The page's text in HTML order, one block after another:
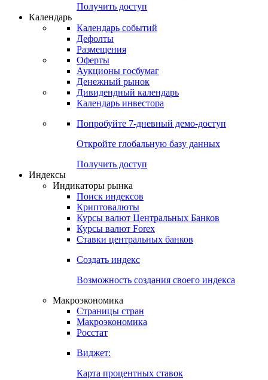
Попробуйте7-дневный
Откройте глобальную базу данных
Получить доступ
Календарь
Календарь событий
Дефолты
Размещения
Оферты
Денежный рынок
Календарь инвестора
Попробуйте7-дневный
Откройте глобальную базу данных
Получить доступ
Индикаторы рынка
Поиск индексов
Курсы валют Центральных Банков
Ставки центральных банков
Создать индекс
Возможность создания своего индекса
Страницы стран
Росстат